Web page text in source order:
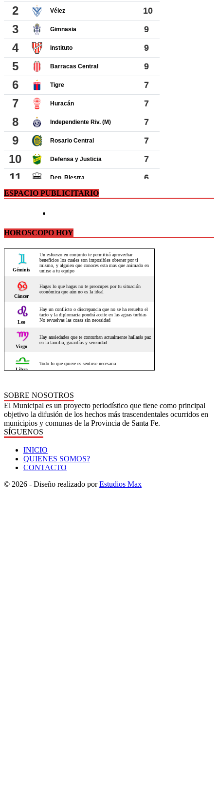
ESPACIO PUBLICITARIO
HOROSCOPO HOY
SOBRE NOSOTROS
El Municipal es un proyecto periodístico que tiene como principal
objetivo la difusión de los hechos más trascendentales ocurridos en
municipios y comunas de la Provincia de Santa Fe.
SÍGUENOS
INICIO
QUIENES SOMOS?
CONTACTO
© 2026 - Diseño realizado porEstudios Max